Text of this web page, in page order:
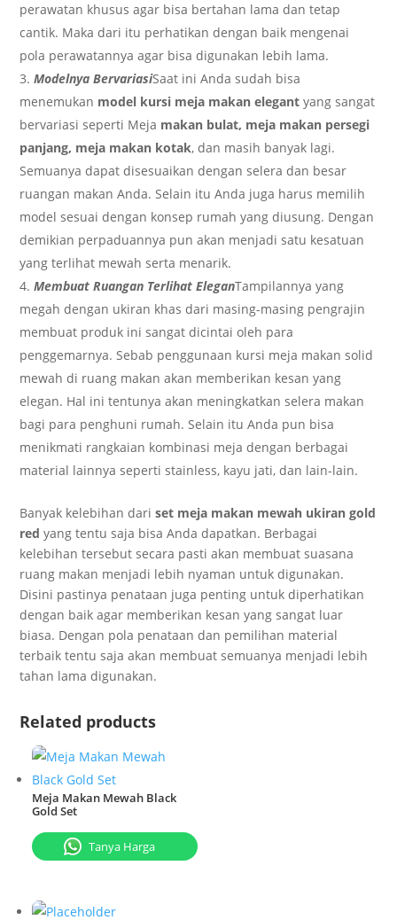
perawatan khusus agar bisa bertahan lama dan tetap
cantik. Maka dari itu perhatikan dengan baik mengenai
pola perawatannya agar bisa digunakan lebih lama.
Modelnya BervariasiSaat ini Anda sudah bisa
menemukan model kursi meja makan elegant yang sangat
bervariasi seperti Meja makan bulat, meja makan persegi
panjang, meja makan kotak, dan masih banyak lagi.
Semuanya dapat disesuaikan dengan selera dan besar
ruangan makan Anda. Selain itu Anda juga harus memilih
model sesuai dengan konsep rumah yang diusung. Dengan
demikian perpaduannya pun akan menjadi satu kesatuan
yang terlihat mewah serta menarik.
Membuat Ruangan Terlihat EleganTampilannya yang
megah dengan ukiran khas dari masing-masing pengrajin
membuat produk ini sangat dicintai oleh para
penggemarnya. Sebab penggunaan kursi meja makan solid
mewah di ruang makan akan memberikan kesan yang
elegan. Hal ini tentunya akan meningkatkan selera makan
bagi para penghuni rumah. Selain itu Anda pun bisa
menikmati rangkaian kombinasi meja dengan berbagai
material lainnya seperti stainless, kayu jati, dan lain-lain.
Banyak kelebihan dariset meja makan mewah ukiran gold
redyang tentu saja bisa Anda dapatkan. Berbagai
kelebihan tersebut secara pasti akan membuat suasana
ruang makan menjadi lebih nyaman untuk digunakan.
Disini pastinya penataan juga penting untuk diperhatikan
dengan baik agar memberikan kesan yang sangat luar
biasa. Dengan pola penataan dan pemilihan material
terbaik tentu saja akan membuat semuanya menjadi lebih
tahan lama digunakan.
Related products
Meja Makan Mewah Black
Gold Set
Tanya Harga